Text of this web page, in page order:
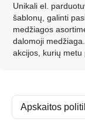
Unikali el.
šablonų, galinti
medžiagos
dalomoji
akcijos, kurių metu